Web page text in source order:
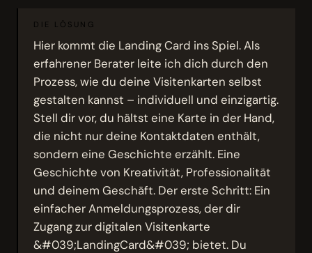
DIE LÖSUNG
Hier kommt die Landing Card ins Spiel. Als
erfahrener Berater leite ich dich durch den
Prozess, wie du deine Visitenkarten selbst
gestalten kannst – individuell und einzigartig.
Stell dir vor, du hältst eine Karte in der Hand,
die nicht nur deine Kontaktdaten enthält,
sondern eine Geschichte erzählt. Eine
Geschichte von Kreativität, Professionalität
und deinem Geschäft. Der erste Schritt: Ein
einfacher Anmeldungsprozess, der dir
Zugang zur digitalen Visitenkarte
&#039;LandingCard&#039; bietet. Du